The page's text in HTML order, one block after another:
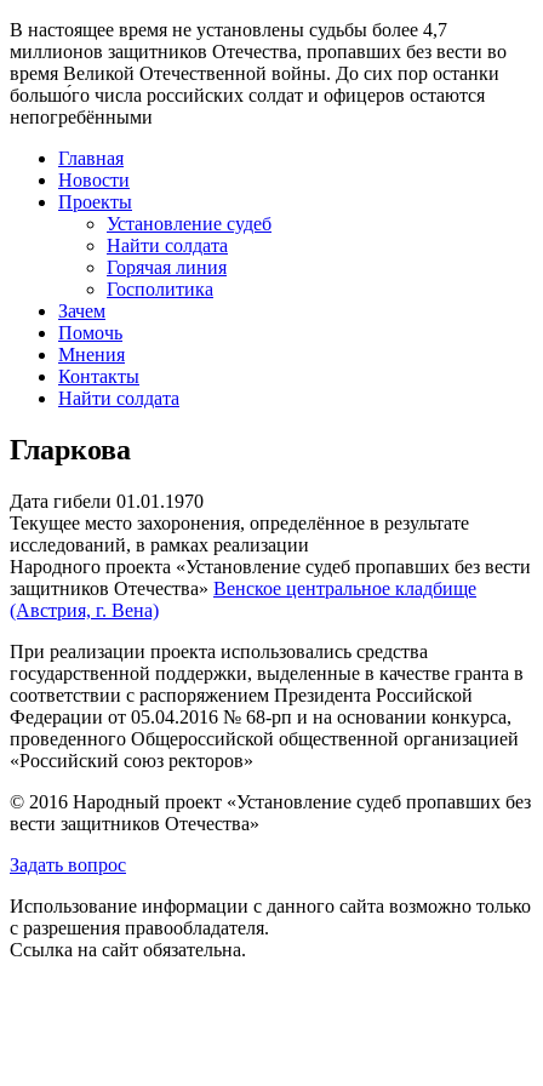
В настоящее время не установлены судьбы более 4,7
миллионов защитников Отечества, пропавших без вести во
время Великой Отечественной войны. До сих пор останки
большо́го числа российских солдат и офицеров остаются
непогребёнными
Главная
Новости
Проекты
Установление судеб
Найти солдата
Горячая линия
Госполитика
Зачем
Помочь
Мнения
Контакты
Найти солдата
Гларкова
Дата гибели 01.01.1970
Текущее место захоронения, определённое в результате
исследований, в рамках реализации
Народного проекта «Установление судеб пропавших без вести
защитников Отечества» Венское центральное кладбище
(Австрия, г. Вена)
При реализации проекта использовались средства
государственной поддержки, выделенные в качестве гранта в
соответствии с распоряжением Президента Российской
Федерации от 05.04.2016 № 68-рп и на основании конкурса,
проведенного Общероссийской общественной организацией
«Российский союз ректоров»
© 2016 Народный проект «Установление судеб пропавших без
вести защитников Отечества»
Задать вопрос
Использование информации с данного сайта возможно только
с разрешения правообладателя.
Ссылка на сайт обязательна.